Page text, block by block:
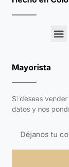
Mayorista
Si deseas
datos y nos